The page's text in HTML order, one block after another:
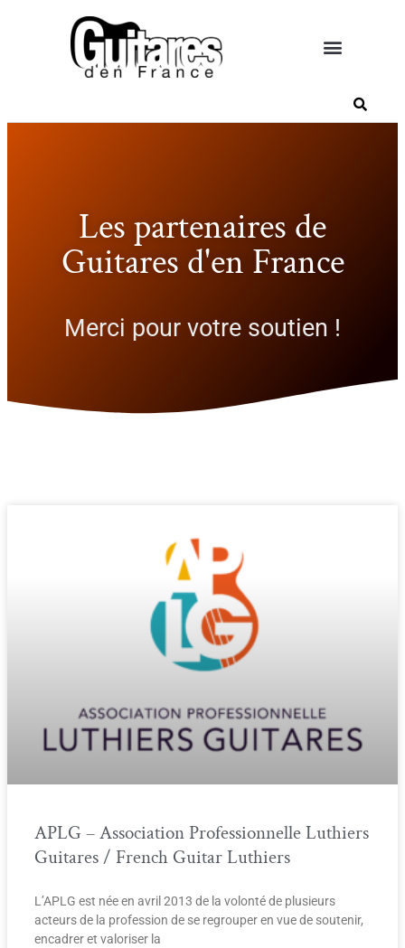
Les partenaires de
Guitares d'en France
Merci pour votre soutien !
APLG – Association Professionnelle Luthiers
Guitares / French Guitar Luthiers
L’APLG est née en avril 2013 de la volonté de plusieurs
acteurs de la profession de se regrouper en vue de soutenir,
encadrer et valoriser la